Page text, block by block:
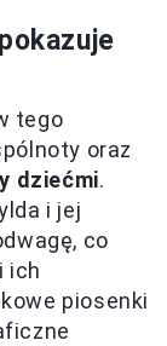
tego
oraz
dziećmi.
i jej
co
ich
piosenki